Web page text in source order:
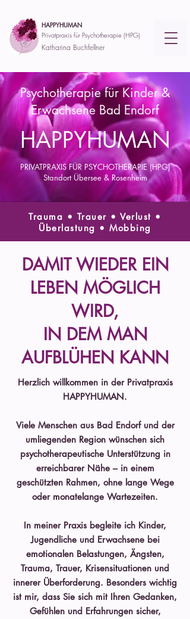
Katharina Buchfellner
HAPPYHUMAN
Privatpraxis für Psychotherapie (HPG)
Psychotherapie für Kinder &
Erwachsene Bad Endorf
HAPPYHUMAN
PRIVATPRAXIS FÜR PSYCHOTHERAPIE(HPG)
Standort Übersee & Rosenheim
Trauma • Trauer • Verlust •
Überlastung • Mobbing
DAMIT WIEDER EIN
LEBEN MÖGLICH
WIRD,
IN DEM MAN
AUFBLÜHEN KANN
Herzlich willkommen in der Privatpraxis
HAPPYHUMAN.
Viele Menschen aus Bad Endorf und der
umliegenden Region wünschen sich
psychotherapeutische Unterstützung in
erreichbarer Nähe – in einem
geschützten Rahmen, ohne lange Wege
oder monatelange Wartezeiten.
In meiner Praxis begleite ich Kinder,
Jugendliche und Erwachsene bei
emotionalen Belastungen, Ängsten,
Trauma, Trauer, Krisensituationen und
innerer Überforderung. Besonders wichtig
ist mir, dass Sie sich mit Ihren Gedanken,
Gefühlen und Erfahrungen sicher,